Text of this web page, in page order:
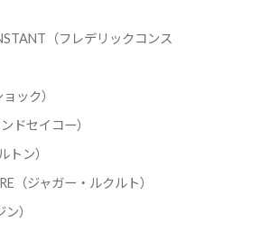
（フレデリックコンス
ック）
ドセイコー）
トン）
（ジャガー・ルクルト）
）